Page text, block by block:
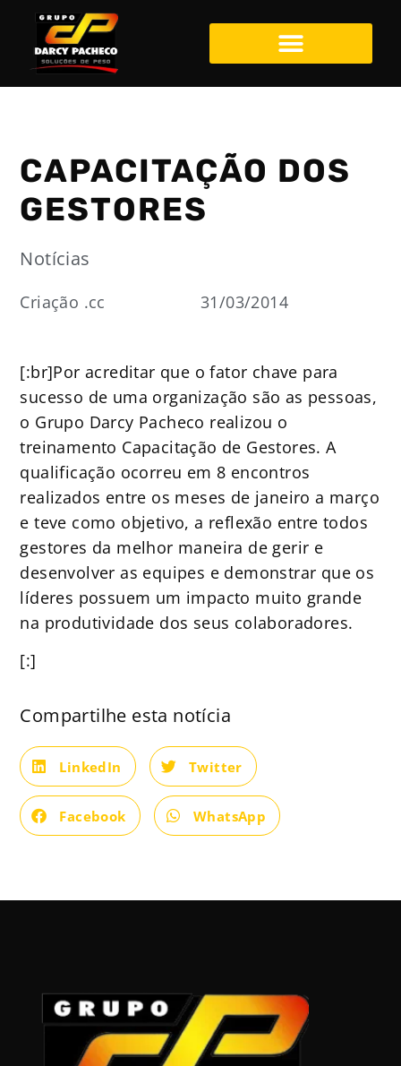
CAPACITAÇÃO DOS
GESTORES
Notícias
Criação .cc 31/03/2014
[:br]Por acreditar que o fator chave para
sucesso de uma organização são as pessoas,
o Grupo Darcy Pacheco realizou o
treinamento Capacitação de Gestores. A
qualificação ocorreu em 8 encontros
realizados entre os meses de janeiro a março
e teve como objetivo, a reflexão entre todos
gestores da melhor maneira de gerir e
desenvolver as equipes e demonstrar que os
líderes possuem um impacto muito grande
na produtividade dos seus colaboradores.
[:]
Compartilhe esta notícia
LinkedIn Twitter
Facebook WhatsApp